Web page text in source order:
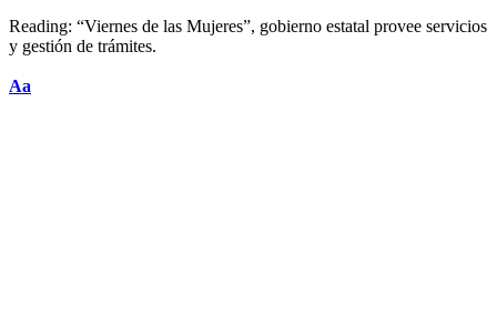
Reading: “Viernes de las Mujeres”, gobierno estatal provee servicios
y gestión de trámites.
Aa